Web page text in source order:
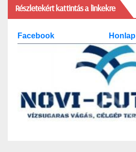
Részletekért kattintás a linkekre
Facebook Honlap